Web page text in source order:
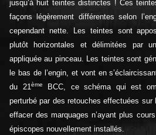
jusqu’à huit teintes distinctes ! Ces
façons légèrement différentes selon
cependant nette. Les teintes sont
plutôt horizontales et délimitées par
appliquée au pinceau. Les teintes sont
le bas de l’engin, et vont en
du 21ème
BCC, ce schéma qui est
perturbé par des retouches effectuées sur
effacer des marquages n’ayant plus
épiscopes nouvellement installés.